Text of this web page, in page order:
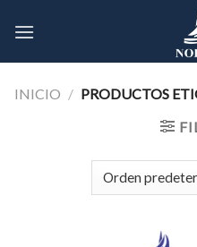
INICIO / PRODUCTOS